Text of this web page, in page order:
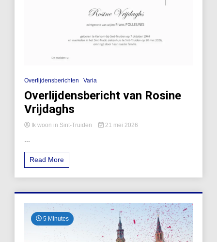
Overlijdensberichten Varia
Overlijdensbericht van Rosine
Vrijdaghs
Ik woon in Sint-Truiden 21 mei 2026
Read More
5 Minutes